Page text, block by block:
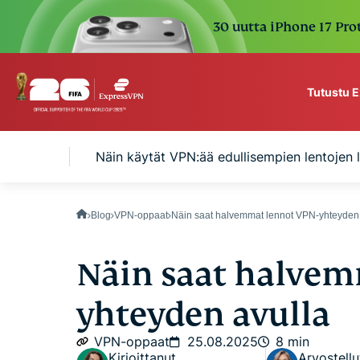
30 uutta iPhone 17
Tutustu
VPN protection for
Näin käytät VPN:ää edullisempien lentojen
Blog VPN-oppaat Näin saat halvemmat lennot VPN-
Näin saat
yhteyden avulla
VPN-oppaat 25.08.2025
8 min